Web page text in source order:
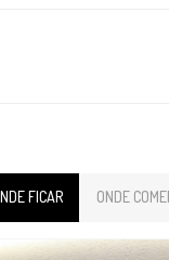
FICAR ONDE